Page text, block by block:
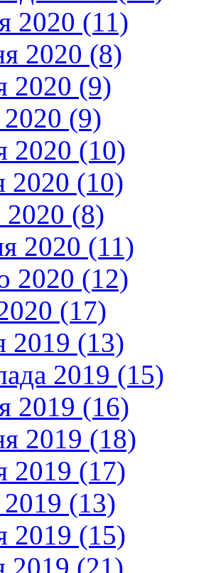
2020 (11)
2020 (8)
2020 (9)
(9)
2020 (10)
2020 (10)
2020 (8)
2020 (11)
2020 (12)
(17)
2019 (13)
2019 (15)
2019 (16)
2019 (18)
2019 (17)
(13)
2019 (15)
2019 (21)